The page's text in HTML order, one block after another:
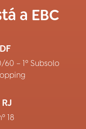
a EBC
– 1º Subsolo
18